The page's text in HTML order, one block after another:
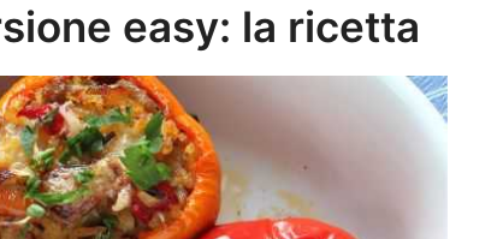
easy: la ricetta